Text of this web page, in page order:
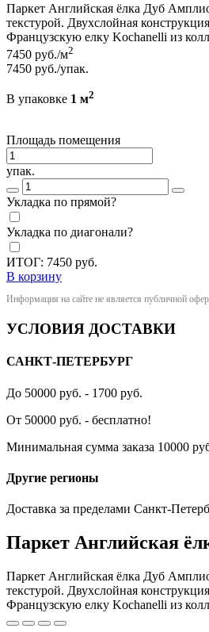
Паркет Английская ёлка Дуб
текстурой. Двухслойная
Французскую елку Kochanelli из
7450 руб./м2
7450 руб./упак.
В упаковке 1 м2
Площадь помещения
упак.
Укладка по прямой?
Укладка по диагонали?
ИТОГ: 7450 руб.
В корзину
Информация на сайте не является публичной
УСЛОВИЯ ДОСТАВКИ
САНКТ-ПЕТЕРБУРГ
До 50000 руб. - 1700 руб.
От 50000 руб. - бесплатно!
Минимальная сумма заказа 10000
Другие регионы
Доставка за пределами Санкт-
Паркет Английская
Паркет Английская ёлка Дуб
текстурой. Двухслойная
Французскую елку Kochanelli из